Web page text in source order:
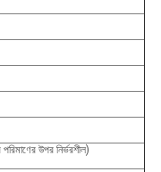
উপর নির্ভরশীল)